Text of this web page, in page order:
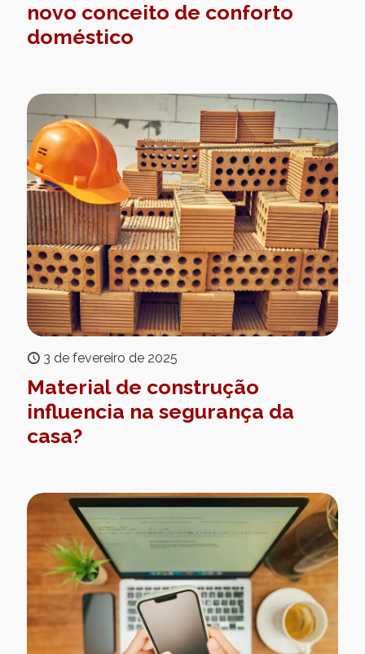
novo conceito de conforto
doméstico
3 de fevereiro de 2025
Material de construção
influencia na segurança da
casa?